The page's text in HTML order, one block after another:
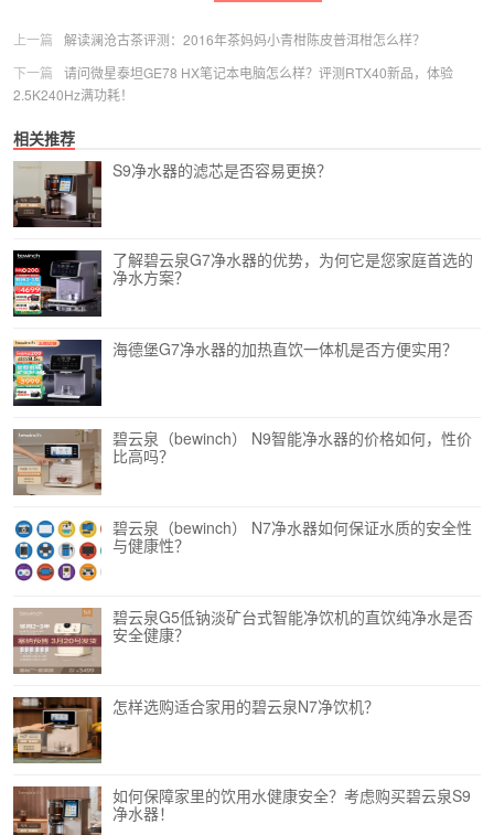
上一篇
解读澜沧古茶评测：2016年茶妈妈小青柑陈皮普洱柑怎么样？
下一篇
请问微星泰坦GE78 HX笔记本电脑怎么样？评测RTX40新品，体验
2.5K240Hz满功耗！
相关推荐
S9净水器的滤芯是否容易更换？
了解碧云泉G7净水器的优势，为何它是您家庭首选的
净水方案？
海德堡G7净水器的加热直饮一体机是否方便实用？
碧云泉（bewinch） N9智能净水器的价格如何，性价
比高吗？
碧云泉（bewinch） N7净水器如何保证水质的安全性
与健康性？
碧云泉G5低钠淡矿台式智能净饮机的直饮纯净水是否
安全健康？
怎样选购适合家用的碧云泉N7净饮机？
如何保障家里的饮用水健康安全？考虑购买碧云泉S9
净水器！